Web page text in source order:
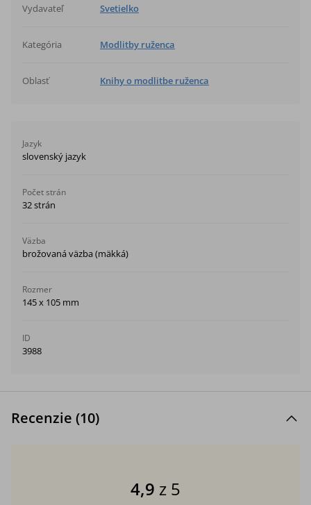
Vydavateľ Svetielko
Kategória Modlitby ruženca
Oblasť Knihy o modlitbe ruženca
Jazyk
slovenský jazyk
Počet strán
32 strán
Väzba
brožovaná väzba (mäkká)
Rozmer
145 x 105 mm
ID
3988
Recenzie (10)
4,9 z 5